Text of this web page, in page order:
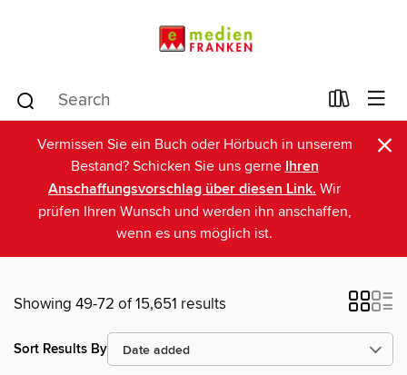
Vermissen Sie ein Buch oder Hörbuch in unserem
Bestand? Schicken Sie uns gerne Ihren
Anschaffungsvorschlag über diesen Link. Wir
prüfen Ihren Wunsch und werden ihn anschaffen,
wenn es uns möglich ist.
×
Showing 49-72 of 15,651 results
Sort Results By